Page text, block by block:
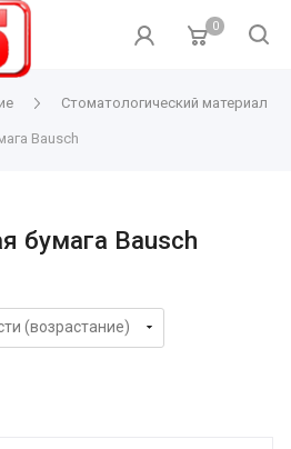
0
Стоматологический материал
Bausch
бумага Bausch